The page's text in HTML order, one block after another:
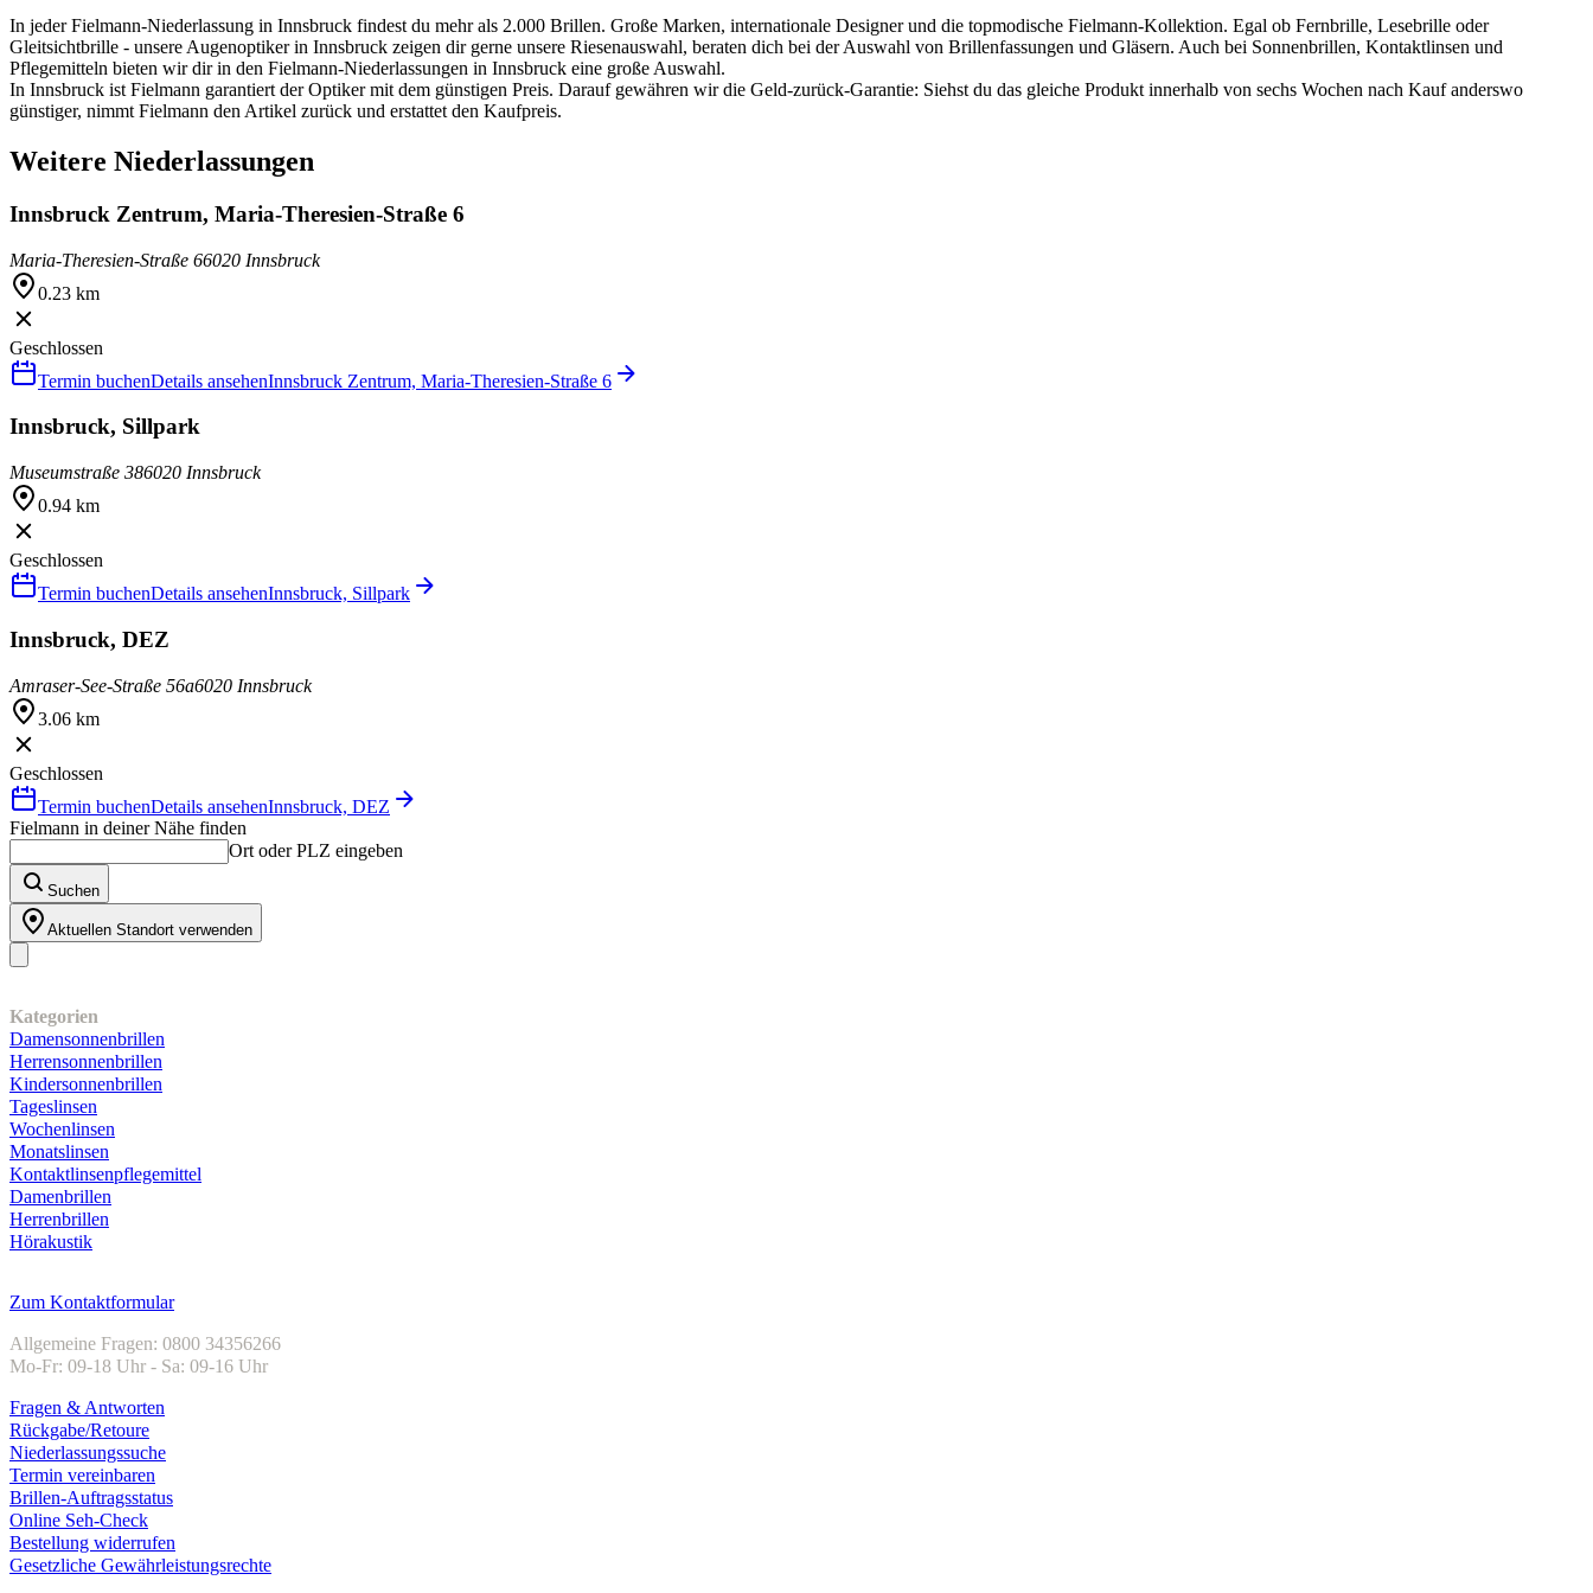
In jeder Fielmann-Niederlassung in Innsbruck findest du mehr als 2.000 Brillen. Große Marken, internationale Designer und die topmodische Fielmann-Kollektion. Egal ob Fernbrille, Lesebrille oder
Gleitsichtbrille - unsere Augenoptiker in Innsbruck zeigen dir gerne unsere Riesenauswahl, beraten dich bei der Auswahl von Brillenfassungen und Gläsern. Auch bei Sonnenbrillen, Kontaktlinsen und
Pflegemitteln bieten wir dir in den Fielmann-Niederlassungen in Innsbruck eine große Auswahl.
In Innsbruck ist Fielmann garantiert der Optiker mit dem günstigen Preis. Darauf gewähren wir die Geld-zurück-Garantie: Siehst du das gleiche Produkt innerhalb von sechs Wochen nach Kauf anderswo
günstiger, nimmt Fielmann den Artikel zurück und erstattet den Kaufpreis.
Weitere Niederlassungen
Innsbruck Zentrum, Maria-Theresien-Straße 6
Maria-Theresien-Straße 66020 Innsbruck
0.23 km
Geschlossen
Termin buchenDetails ansehenInnsbruck Zentrum, Maria-Theresien-Straße 6
Innsbruck, Sillpark
Museumstraße 386020 Innsbruck
0.94 km
Geschlossen
Termin buchenDetails ansehenInnsbruck, Sillpark
Innsbruck, DEZ
Amraser-See-Straße 56a6020 Innsbruck
3.06 km
Geschlossen
Termin buchenDetails ansehenInnsbruck, DEZ
Fielmann in deiner Nähe finden
Ort oder PLZ eingeben
Suchen
Aktuellen Standort verwenden
Kategorien
Damensonnenbrillen
Herrensonnenbrillen
Kindersonnenbrillen
Tageslinsen
Wochenlinsen
Monatslinsen
Kontaktlinsenpflegemittel
Damenbrillen
Herrenbrillen
Hörakustik
Zum Kontaktformular
Allgemeine Fragen: 0800 34356266
Mo-Fr: 09-18 Uhr - Sa: 09-16 Uhr
Fragen & Antworten
Rückgabe/Retoure
Niederlassungssuche
Termin vereinbaren
Brillen-Auftragsstatus
Online Seh-Check
Bestellung widerrufen
Gesetzliche Gewährleistungsrechte